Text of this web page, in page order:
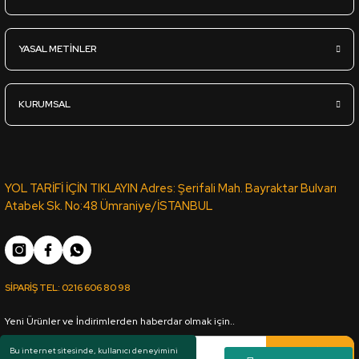
Bu internet sitesinde, kullanıcı deneyimini
Sml-285-Mat-Koyu Gri - Lak Panel - 18*2100*2800mm
5.390,00TL
Sml-828-Mat-Sis Gri - Lak Panel - 18*2100*2800mm
YASAL METİNLER
KURUMSAL
YOL TARİFİ İÇİN TIKLAYIN Adres: Şerifali Mah. Bayraktar Bulvarı
Atabek Sk. No:48 Ümraniye/İSTANBUL
SİPARİŞ TEL:0216 606 80 98
Yeni Ürünler ve İndirimlerden haberdar olmak için..
Kaydol